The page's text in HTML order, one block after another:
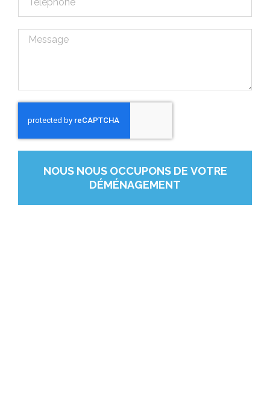
NOUS NOUS OCCUPONS DE VOTRE
DÉMÉNAGEMENT